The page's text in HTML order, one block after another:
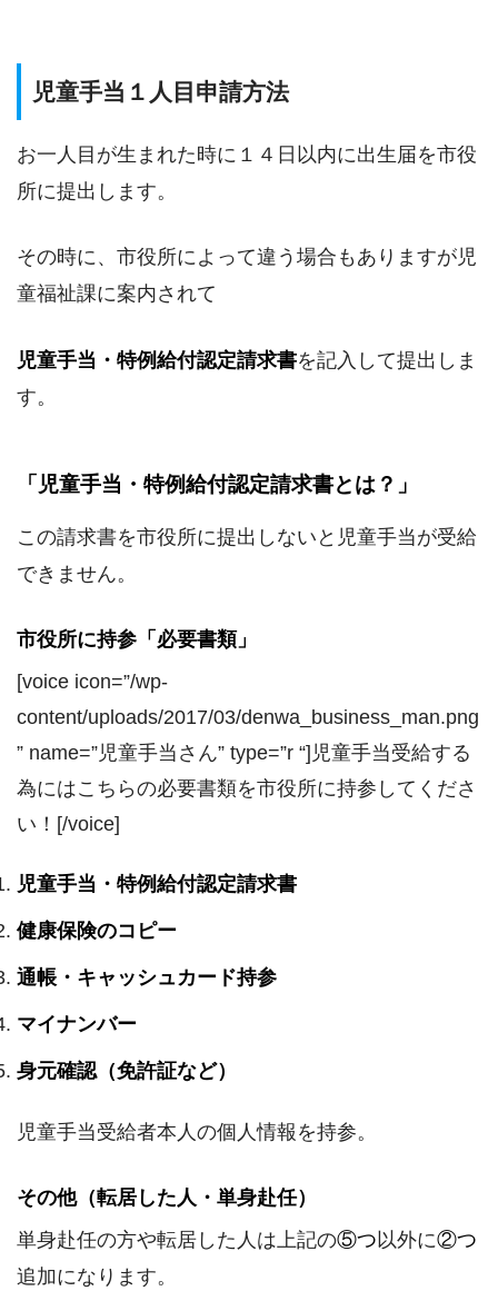
児童手当１人目申請方法
お一人目が生まれた時に１４日以内に出生届を市役
所に提出します。
その時に、市役所によって違う場合もありますが児
童福祉課に案内されて
児童手当・特例給付認定請求書を記入して提出しま
す。
「児童手当・特例給付認定請求書とは？」
この請求書を市役所に提出しないと児童手当が受給
できません。
市役所に持参「必要書類」
[voice icon=”/wp-
content/uploads/2017/03/denwa_business_man.png
” name=”児童手当さん” type=”r “]児童手当受給する
為にはこちらの必要書類を市役所に持参してくださ
い！[/voice]
児童手当・特例給付認定請求書
健康保険のコピー
通帳・キャッシュカード持参
マイナンバー
身元確認（免許証など）
児童手当受給者本人の個人情報を持参。
その他（転居した人・単身赴任）
単身赴任の方や転居した人は上記の⑤つ以外に②つ
追加になります。